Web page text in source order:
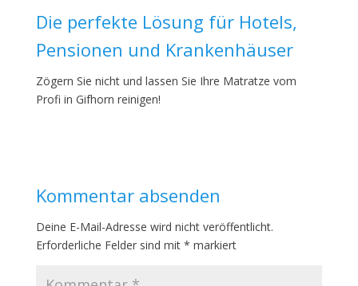
Die perfekte Lösung für Hotels,
Pensionen und Krankenhäuser
Zögern Sie nicht und lassen Sie Ihre Matratze vom
Profi in Gifhorn reinigen!
Kommentar absenden
Deine E-Mail-Adresse wird nicht veröffentlicht.
Erforderliche Felder sind mit * markiert